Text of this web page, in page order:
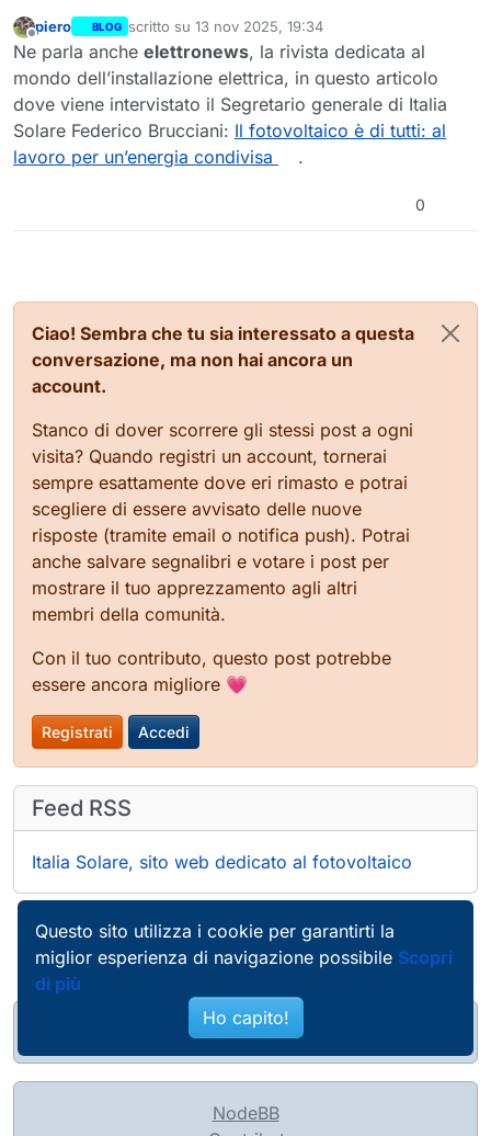
sostiene la difesa dell’ambiente e della salute umana
supportando modalità intelligenti e sostenibili di
produzione, stoccaggio, gestione e distribuzione
dell’energia attraverso la generazione distribuita da fonti
rinnovabili, in particolarefotovoltaico. ITALIA SOLARE
promuove, inoltre, la loro integrazione con le smart grid,
la mobilità elettrica e con le tecnologie per l’efficienza
Un sito interessantecon tante iniziative degne di
approfondimento.
Tuttavia sul sito non ho trovato informazioni o articoli su
come affrontare e risolvere a livello tecnico, economico e
politico i problemi che affliggono il fotovoltaico: il costo
dell'impianto, le sovratensioni, la saturazione delle cabine
primarie di distribuzione ed il loro adeguamento.
Non in linea
piero BLOG scritto su 13 nov 2025, 19:34
ultima modifica di piero
Ne parla anche elettronews, la rivista dedicata al
mondo dell’installazione elettrica, in questo articolo
dove viene intervistato il Segretario generale di Italia
Solare Federico Brucciani: Il fotovoltaico è di tutti: al
lavoro per un’energia condivisa
.
0
Ciao! Sembra che tu sia interessato a questa
conversazione, ma non hai ancora un
account.
Stanco di dover scorrere gli stessi post a ogni
visita? Quando registri un account, tornerai
sempre esattamente dove eri rimasto e potrai
scegliere di essere avvisato delle nuove
risposte (tramite email o notifica push). Potrai
anche salvare segnalibri e votare i post per
mostrare il tuo apprezzamento agli altri
membri della comunità.
Con il tuo contributo, questo post potrebbe
essere ancora migliore 💗
Registrati Accedi
Feed RSS
Italia Solare, sito web dedicato al fotovoltaico
@pierobosio@soc.bosio.info
NodeBB
Questo sito utilizza i cookie per garantirti la
miglior esperienza di navigazione possibile Scopri
di più
Ho capito!